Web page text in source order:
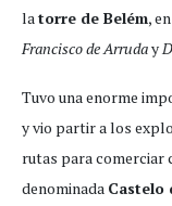
latorre de Belém,
Francisco de Arruday
Tuvo una enorme
y vio partir a los
rutas para comerciar
denominada Castelo